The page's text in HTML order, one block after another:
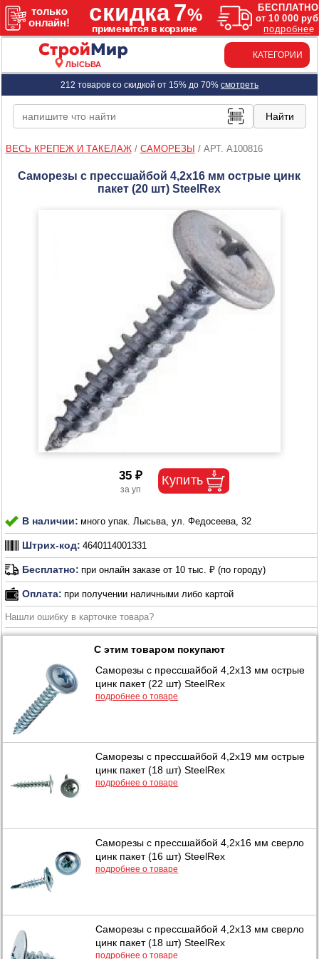
ЛЫСЬВА
КАТЕГОРИИ
212 товаров со скидкой от 15% до 70% смотреть
ВЕСЬ КРЕПЕЖ И ТАКЕЛАЖ/ САМОРЕЗЫ / АРТ. A100816
Саморезы с прессшайбой 4,2х16 мм острые цинк
пакет (20 шт) SteelRex
35 ₽
В наличии: много упак. Лысьва, ул. Федосеева, 32
Штрих-код: 4640114001331
Бесплатно: при онлайн заказе от 10 тыс. ₽ (по городу)
Оплата: при получении наличными либо картой
Нашли ошибку в карточке товара?
С этим товаром покупают
Саморезы с прессшайбой 4,2х13 мм острые
цинк пакет (22 шт) SteelRex
подробнее о товаре
Саморезы с прессшайбой 4,2х19 мм острые
цинк пакет (18 шт) SteelRex
подробнее о товаре
Саморезы с прессшайбой 4,2х16 мм сверло
цинк пакет (16 шт) SteelRex
подробнее о товаре
Саморезы с прессшайбой 4,2х13 мм сверло
цинк пакет (18 шт) SteelRex
подробнее о товаре